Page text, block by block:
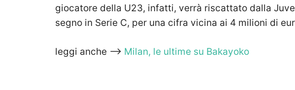
giocatore della U23, infatti, verrà riscattato dalla
segno in Serie C, per una cifra vicina ai 4 milioni di
leggi anche —> Milan, le ultime su Bakayoko